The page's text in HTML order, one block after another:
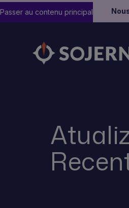
Passer au contenu principal